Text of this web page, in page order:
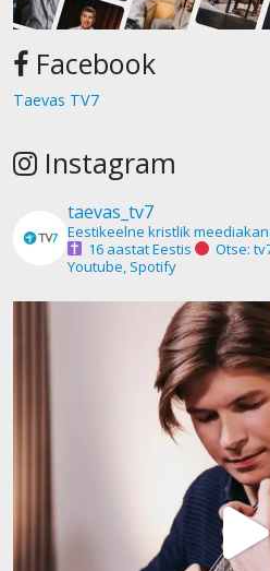
Facebook
Taevas TV7
Instagram
taevas_tv7
Eestikeelne kristlik
16 aastat Eestis
Otse:
Youtube, Spotify